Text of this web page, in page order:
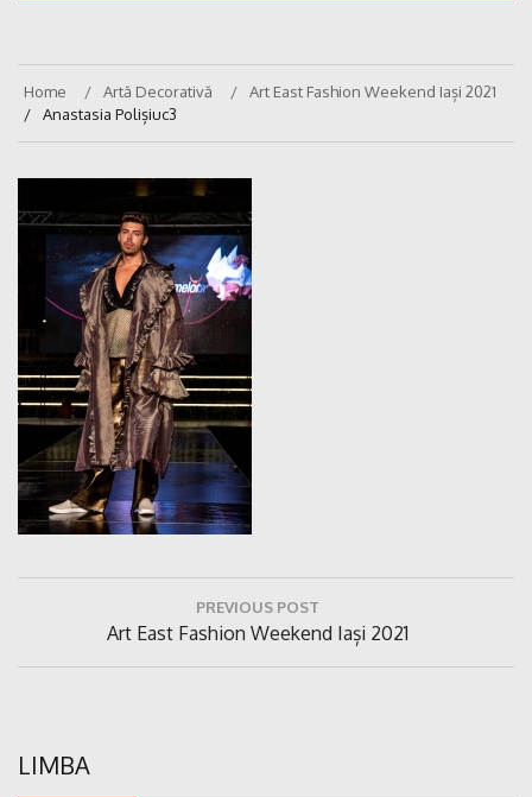
Home Artă Decorativă
Art East Fashion Weekend Iași 2021
Anastasia Polișiuc3
PREVIOUS POST
Previous
Post:
Art East Fashion Weekend Iași 2021
LIMBA